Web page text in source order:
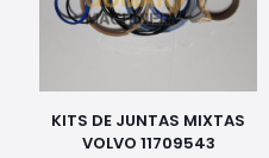
KITS DE JUNTAS MIXTAS
VOLVO 11709543